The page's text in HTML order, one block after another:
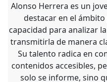
Alonso Herrera es un
destacar en el
capacidad para analizar
transmitirla de manera
Su talento radica en
contenidos accesibles,
solo se informe, sino